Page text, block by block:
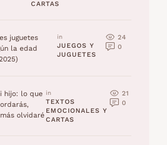
CARTAS
juguetes
la edad
in
JUEGOS Y
JUGUETES
24
0
hijo: lo que
olvidaré
in
TEXTOS
EMOCIONALES Y
CARTAS
21
0